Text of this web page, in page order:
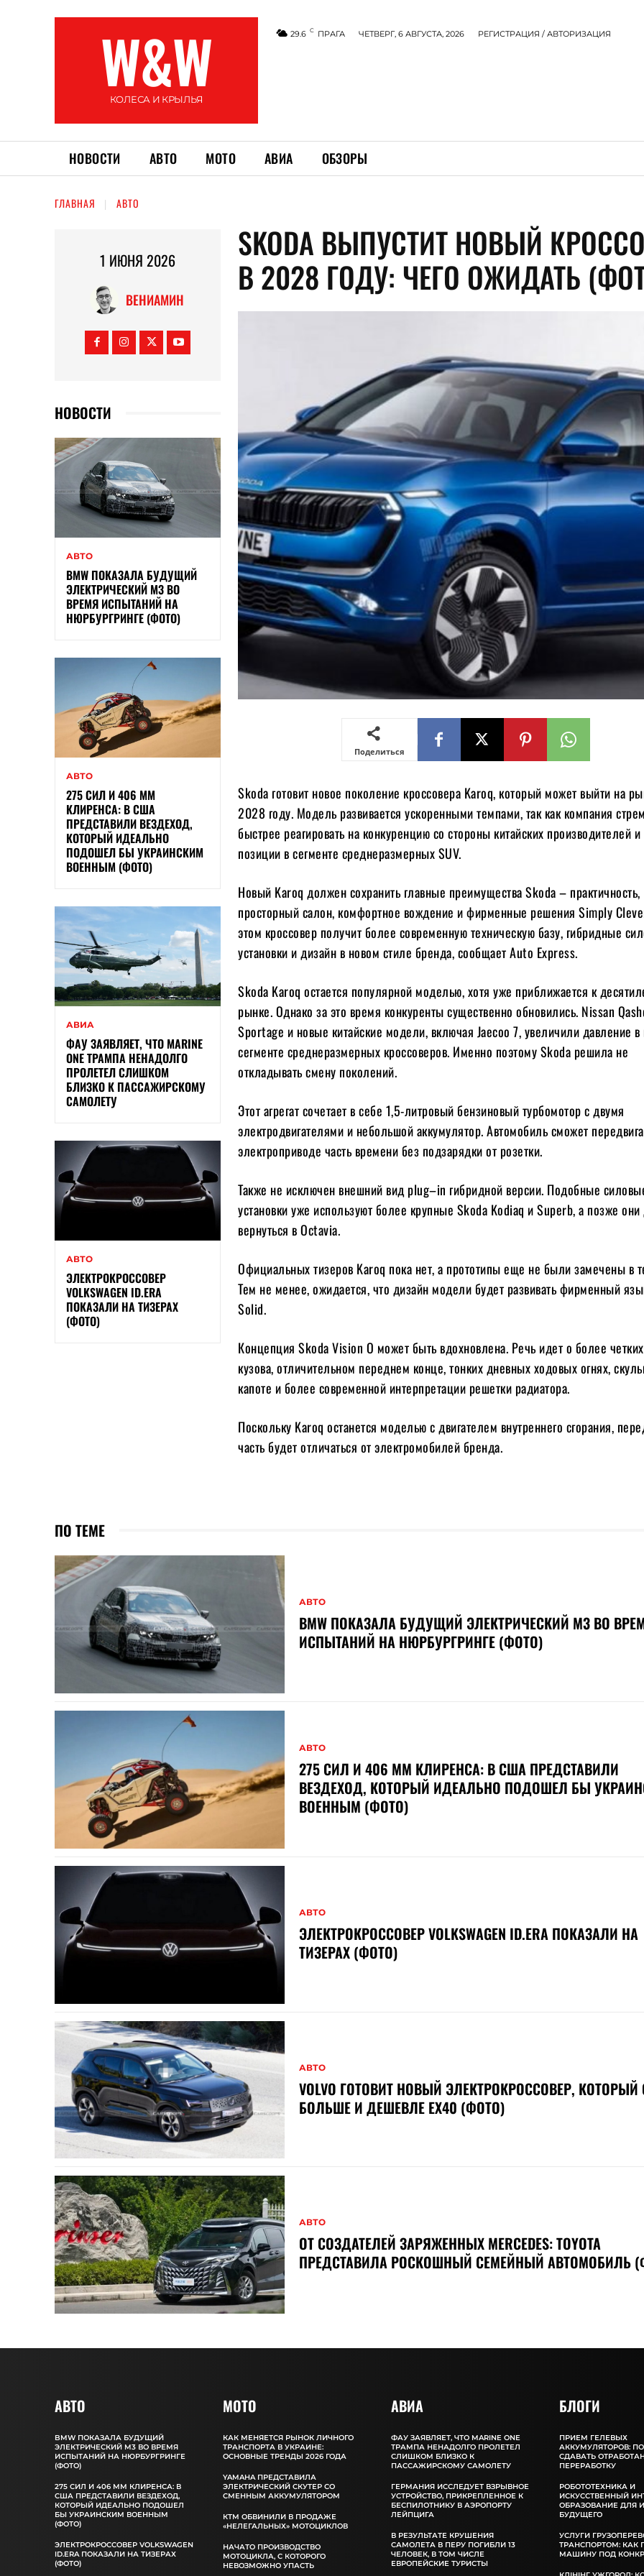
W&W
КОЛЕСА И КРЫЛЬЯ
29.6 C ПРАГА ЧЕТВЕРГ, 6 АВГУСТА, 2026 РЕГИСТРАЦИЯ / АВТОРИЗАЦИЯ
НОВОСТИ АВТО МОТО АВИА ОБЗОРЫ
ГЛАВНАЯ АВТО
1 ИЮНЯ 2026
ВЕНИАМИН
НОВОСТИ
АВТО
BMW ПОКАЗАЛА БУДУЩИЙ
ЭЛЕКТРИЧЕСКИЙ M3 ВО
ВРЕМЯ ИСПЫТАНИЙ НА
НЮРБУРГРИНГЕ (ФОТО)
АВТО
275 СИЛ И 406 ММ
КЛИРЕНСА: В США
ПРЕДСТАВИЛИ ВЕЗДЕХОД,
КОТОРЫЙ ИДЕАЛЬНО
ПОДОШЕЛ БЫ УКРАИНСКИМ
ВОЕННЫМ (ФОТО)
АВИА
ФАУ ЗАЯВЛЯЕТ, ЧТО MARINE
ONE ТРАМПА НЕНАДОЛГО
ПРОЛЕТЕЛ СЛИШКОМ
БЛИЗКО К ПАССАЖИРСКОМУ
САМОЛЕТУ
АВТО
ЭЛЕКТРОКРОССОВЕР
VOLKSWAGEN ID.ERA
ПОКАЗАЛИ НА ТИЗЕРАХ
(ФОТО)
SKODA ВЫПУСТИТ НОВЫЙ
В 2028 ГОДУ: ЧЕГО ОЖИДАТЬ
Поделиться
Skoda готовит новое поколение кроссовера Karoq, который может выйти на
2028 году. Модель развивается ускоренными темпами, так как компания
быстрее реагировать на конкуренцию со стороны китайских производителей и
позиции в сегменте среднеразмерных SUV.
Новый Karoq должен сохранить главные преимущества Skoda – практичность,
просторный салон, комфортное вождение и фирменные решения Simply
этом кроссовер получит более современную техническую базу, гибридные
установки и дизайн в новом стиле бренда, сообщает Auto Express.
Skoda Karoq остается популярной моделью, хотя уже приближается к
рынке. Однако за это время конкуренты существенно обновились. Nissan
Sportage и новые китайские модели, включая Jaecoo 7, увеличили давление
сегменте среднеразмерных кроссоверов. Именно поэтому Skoda решила не
откладывать смену поколений.
Этот агрегат сочетает в себе 1,5-литровый бензиновый турбомотор с двумя
электродвигателями и небольшой аккумулятор. Автомобиль сможет
электроприводе часть времени без подзарядки от розетки.
Также не исключен внешний вид plug–in гибридной версии. Подобные
установки уже используют более крупные Skoda Kodiaq и Superb, а позже
вернуться в Octavia.
Официальных тизеров Karoq пока нет, а прототипы еще не были замечены в
Тем не менее, ожидается, что дизайн модели будет развивать фирменный
Solid.
Концепция Skoda Vision O может быть вдохновлена. Речь идет о более
кузова, отличительном переднем конце, тонких дневных ходовых огнях,
капоте и более современной интерпретации решетки радиатора.
Поскольку Karoq останется моделью с двигателем внутреннего сгорания,
часть будет отличаться от электромобилей бренда.
ПО ТЕМЕ
АВТО
BMW ПОКАЗАЛА БУДУЩИЙ ЭЛЕКТРИЧЕСКИЙ M3 ВО
ИСПЫТАНИЙ НА НЮРБУРГРИНГЕ (ФОТО)
АВТО
275 СИЛ И 406 ММ КЛИРЕНСА: В США ПРЕДСТАВИЛИ
ВЕЗДЕХОД, КОТОРЫЙ ИДЕАЛЬНО ПОДОШЕЛ БЫ
ВОЕННЫМ (ФОТО)
АВТО
ЭЛЕКТРОКРОССОВЕР VOLKSWAGEN ID.ERA ПОКАЗАЛИ НА
ТИЗЕРАХ (ФОТО)
АВТО
VOLVO ГОТОВИТ НОВЫЙ ЭЛЕКТРОКРОССОВЕР, КОТОРЫЙ
БОЛЬШЕ И ДЕШЕВЛЕ EX40 (ФОТО)
АВТО
ОТ СОЗДАТЕЛЕЙ ЗАРЯЖЕННЫХ MERCEDES: TOYOTA
ПРЕДСТАВИЛА РОСКОШНЫЙ СЕМЕЙНЫЙ АВТОМОБИЛЬ
АВТО
BMW ПОКАЗАЛА БУДУЩИЙ
ЭЛЕКТРИЧЕСКИЙ M3 ВО ВРЕМЯ
ИСПЫТАНИЙ НА НЮРБУРГРИНГЕ
(ФОТО)
275 СИЛ И 406 ММ КЛИРЕНСА: В
США ПРЕДСТАВИЛИ ВЕЗДЕХОД,
КОТОРЫЙ ИДЕАЛЬНО ПОДОШЕЛ
БЫ УКРАИНСКИМ ВОЕННЫМ
(ФОТО)
ЭЛЕКТРОКРОССОВЕР VOLKSWAGEN
ID.ERA ПОКАЗАЛИ НА ТИЗЕРАХ
(ФОТО)
MOTO
КАК МЕНЯЕТСЯ РЫНОК ЛИЧНОГО
ТРАНСПОРТА В УКРАИНЕ:
ОСНОВНЫЕ ТРЕНДЫ 2026 ГОДА
YAMAHA ПРЕДСТАВИЛА
ЭЛЕКТРИЧЕСКИЙ СКУТЕР СО
СМЕННЫМ АККУМУЛЯТОРОМ
КТМ ОБВИНИЛИ В ПРОДАЖЕ
«НЕЛЕГАЛЬНЫХ» МОТОЦИКЛОВ
НАЧАТО ПРОИЗВОДСТВО
МОТОЦИКЛА, С КОТОРОГО
НЕВОЗМОЖНО УПАСТЬ
АВИА
ФАУ ЗАЯВЛЯЕТ, ЧТО MARINE ONE
ТРАМПА НЕНАДОЛГО ПРОЛЕТЕЛ
СЛИШКОМ БЛИЗКО К
ПАССАЖИРСКОМУ САМОЛЕТУ
ГЕРМАНИЯ ИССЛЕДУЕТ ВЗРЫВНОЕ
УСТРОЙСТВО, ПРИКРЕПЛЕННОЕ К
БЕСПИЛОТНИКУ В АЭРОПОРТУ
ЛЕЙПЦИГА
В РЕЗУЛЬТАТЕ КРУШЕНИЯ
САМОЛЕТА В ПЕРУ ПОГИБЛИ 13
ЧЕЛОВЕК, В ТОМ ЧИСЛЕ
ЕВРОПЕЙСКИЕ ТУРИСТЫ
БЛОГИ
ПРИЕМ ГЕЛЕВЫХ
АККУМУЛЯТОРОВ:
СДАВАТЬ
ПЕРЕРАБОТКУ
РОБОТОТЕХНИКА И
ИСКУССТВЕННЫЙ
ОБРАЗОВАНИЕ ДЛЯ
БУДУЩЕГО
УСЛУГИ
ТРАНСПОРТОМ: КАК
МАШИНУ ПОД